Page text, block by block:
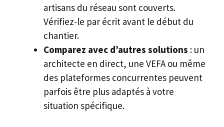
artisans du réseau sont couverts.
Vérifiez-le par écrit avant le début du
chantier.
Comparez avec d’autres solutions : un
architecte en direct, une VEFA ou même
des plateformes concurrentes peuvent
parfois être plus adaptés à votre
situation spécifique.